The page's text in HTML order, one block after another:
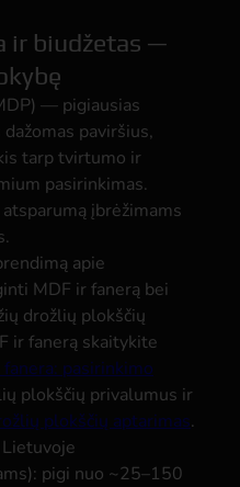
ir biudžetas —
— pigiausias
paviršius,
tarp tvirtumo ir
pasirinkimas.
įbrėžimams
apie
MDF ir fanerą bei
drožlių plokščių
ir fanerą skaitykite
fanera: pasirinkimo
plokščių privalumus ir
plokščių aptarimas.
pigi nuo ~25–150